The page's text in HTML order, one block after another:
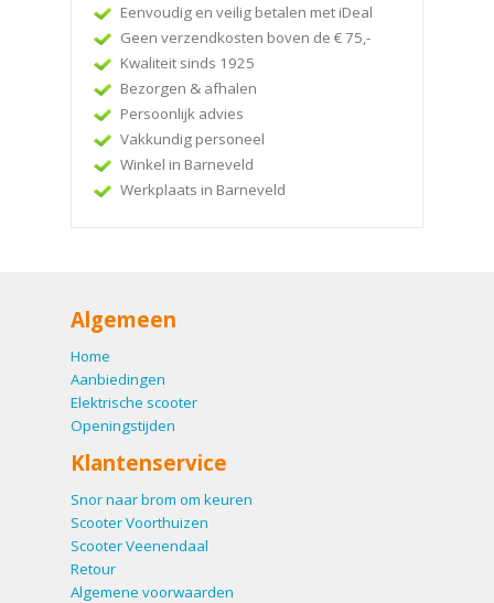
Eenvoudig en veilig betalen met iDeal
Geen verzendkosten boven de € 75,-
Kwaliteit sinds 1925
Bezorgen & afhalen
Persoonlijk advies
Vakkundig personeel
Winkel in Barneveld
Werkplaats in Barneveld
Algemeen
Home
Aanbiedingen
Elektrische scooter
Openingstijden
Klantenservice
Snor naar brom om keuren
Scooter Voorthuizen
Scooter Veenendaal
Retour
Algemene voorwaarden